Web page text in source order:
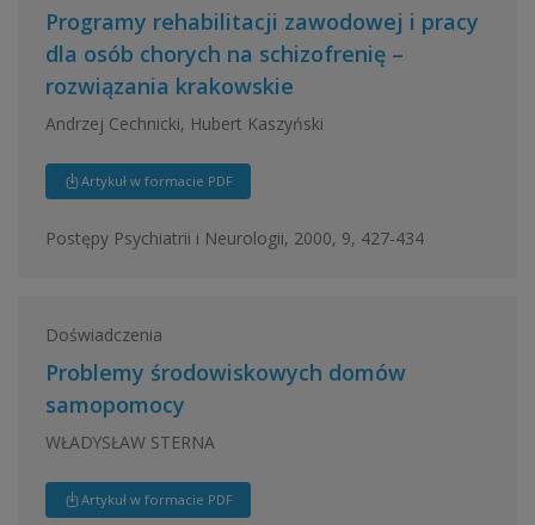
Programy rehabilitacji zawodowej i pracy
dla osób chorych na schizofrenię –
rozwiązania krakowskie
Andrzej Cechnicki, Hubert Kaszyński
Artykuł w formacie PDF
Postępy Psychiatrii i Neurologii, 2000, 9, 427-434
Doświadczenia
Problemy środowiskowych domów
samopomocy
WŁADYSŁAW STERNA
Artykuł w formacie PDF